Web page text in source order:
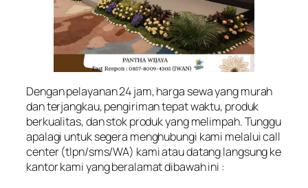
Dengan pelayanan 24 jam, harga sewa yang murah
dan terjangkau, pengiriman tepat waktu, produk
berkualitas, dan stok produk yang melimpah. Tunggu
apalagi untuk segera menghubungi kami melalui call
center (tlpn/sms/WA) kami atau datang langsung ke
kantor kami yang beralamat dibawah ini :